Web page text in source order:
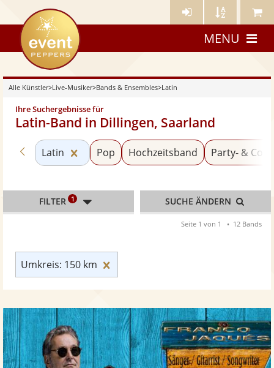
Künstler- Künstler Meine
eventpeppers
MENU
Alle Künstler>Live-Musiker>Bands & Ensembles>Latin
Ihre Suchergebnisse für
Latin-Band in Dillingen, Saarland
Zurück zu «Bands & Ensembles»
Latin Kategorie «Latin» zurücksetzen
Pop Hochzeitsband Party- &
Umkreis: 150 km
FILTER 1 SUCHE ÄNDERN
Seite 1 von 1 12 Bands